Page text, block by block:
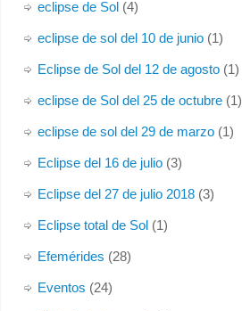
eclipse de Sol(4)
eclipse de sol del 10 de junio(1)
Eclipse de Sol del 12 de agosto(1)
eclipse de Sol del 25 de octubre(1)
eclipse de sol del 29 de marzo(1)
Eclipse del 16 de julio(3)
Eclipse del 27 de julio 2018(3)
Eclipse total de Sol(1)
Efemérides (28)
Eventos (24)